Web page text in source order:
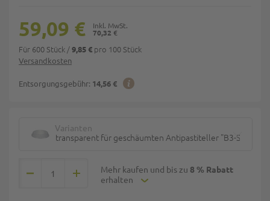
Versandkosten
Entsorgungsgebühr: 14,56 €
70,32 €
59,09 €
Für 600 Stück /9,85 € pro 100 Stück
Varianten
transparent für geschäumten Antipastiteller "B3-Schale" -
Mehr kaufen und bis zu 8 % Rabatt
erhalten